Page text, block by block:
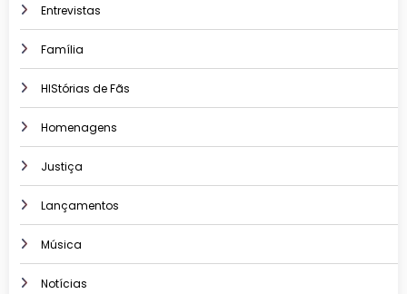
Entrevistas
Família
HIStórias de Fãs
Homenagens
Justiça
Lançamentos
Música
Notícias